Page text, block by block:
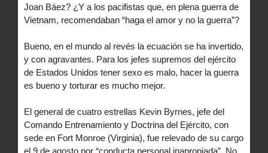
Joan Báez? ¿Y a los pacifistas que, en plena guerra de
Vietnam, recomendaban “haga el amor y no la guerra”?
Bueno, en el mundo al revés la ecuación se ha invertido,
y con agravantes. Para los jefes supremos del ejército
de Estados Unidos tener sexo es malo, hacer la guerra
es bueno y torturar es mucho mejor.
El general de cuatro estrellas Kevin Byrnes, jefe del
Comando Entrenamiento y Doctrina del Ejército, con
sede en Fort Monroe (Virginia), fue relevado de su cargo
el 9 de agosto por “conducta personal inapropiada”. No